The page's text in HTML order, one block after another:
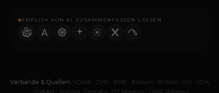
AMPLIFA VON KI ZUSAMMENFASSEN LASSEN
Verbände & Quellen: VDMA ZVEI BME Bitkom BVMW· VCI
VDA
BVMed Statista Destatis· G2 Reviews· OMR Reviews